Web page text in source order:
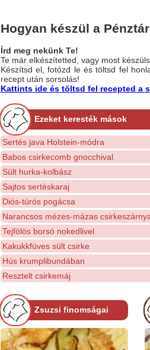
Hogyan készül a
Írd meg nekünk Te!
Te már elkészítetted, vagy most
Készítsd el, fotózd le és töltsd fel
recept után sorsolás!
Kattints ide és töltsd fel recepted a
Ezeket keresték mások
Sertés java Holstein-módra
Babos csirkecomb gnocchival
Sült hurka-kolbász
Sajtos sertéskaraj
Diós-túrós pogácsa
Narancsos mézes-mázas
Tejfölös borsó nokedlivel
Kakukkfüves sült csirke
Hús krumplibundában
Resztelt csirkemáj
Zsuzsi finomságai